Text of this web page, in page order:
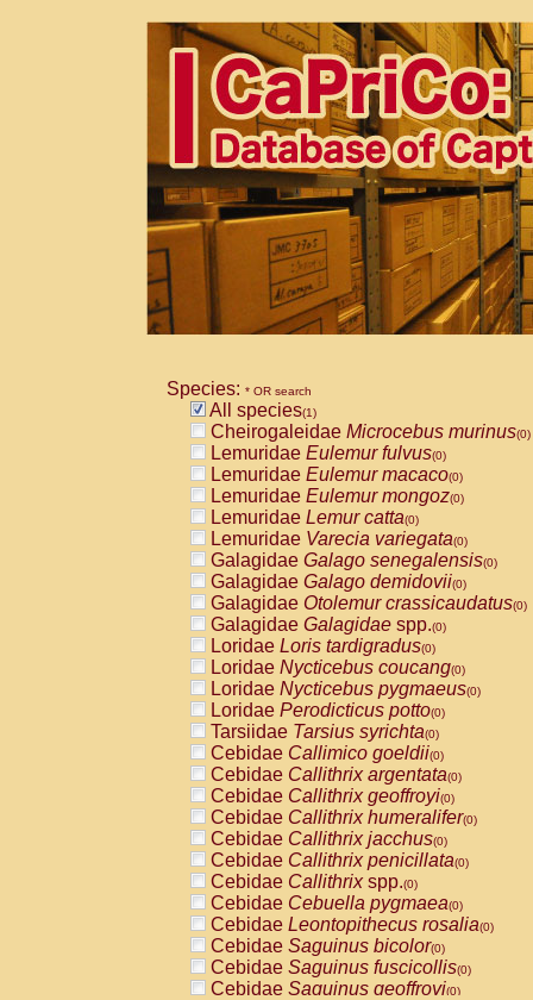
Species: * OR search
All species(1)
Cheirogaleidae Microcebus murinus(0)
Lemuridae Eulemur fulvus(0)
Lemuridae Eulemur macaco(0)
Lemuridae Eulemur mongoz(0)
Lemuridae Lemur catta(0)
Lemuridae Varecia variegata(0)
Galagidae Galago senegalensis(0)
Galagidae Galago demidovii(0)
Galagidae Otolemur crassicaudatus(0)
Galagidae Galagidae spp.(0)
Loridae Loris tardigradus(0)
Loridae Nycticebus coucang(0)
Loridae Nycticebus pygmaeus(0)
Loridae Perodicticus potto(0)
Tarsiidae Tarsius syrichta(0)
Cebidae Callimico goeldii(0)
Cebidae Callithrix argentata(0)
Cebidae Callithrix geoffroyi(0)
Cebidae Callithrix humeralifer(0)
Cebidae Callithrix jacchus(0)
Cebidae Callithrix penicillata(0)
Cebidae Callithrixspp.(0)
Cebidae Cebuella pygmaea(0)
Cebidae Leontopithecus rosalia(0)
Cebidae Saguinus bicolor(0)
Cebidae Saguinus fuscicollis(0)
Cebidae Saguinus geoffroyi(0)